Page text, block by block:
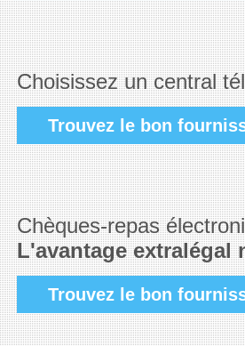
Choisissez un central
Trouvez le bon
Chèques-repas
L'avantage extralégal
Trouvez le bon